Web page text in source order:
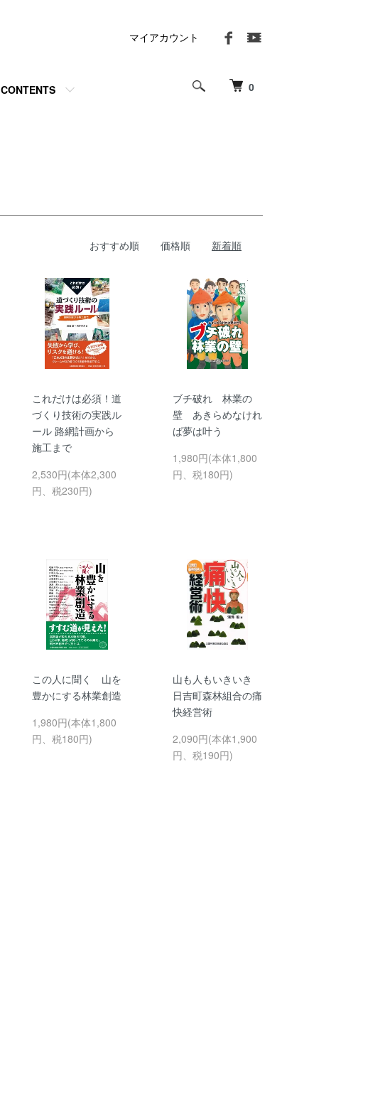
0
CONTENTS
マイアカウント
おすすめ順 価格順 新着順
これだけは必須！道
づくり技術の実践ル
ール 路網計画から
施工まで
2,530円(本体2,300
円、税230円)
ブチ破れ 林業の
壁 あきらめなけれ
ば夢は叶う
1,980円(本体1,800
円、税180円)
この人に聞く 山を
豊かにする林業創造
1,980円(本体1,800
円、税180円)
山も人もいきいき
日吉町森林組合の痛
快経営術
2,090円(本体1,900
円、税190円)